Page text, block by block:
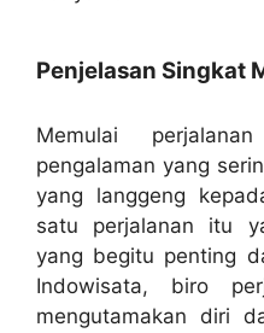
Penjelasan Singkat
Memulai
pengalaman yang
yang langgeng
satu perjalanan itu
yang begitu penting
Indowisata, biro
mengutamakan diri